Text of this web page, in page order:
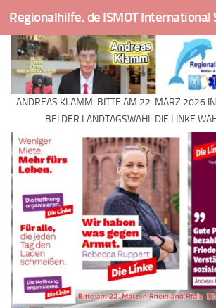
Skip to content
ANDREAS KLAMM: BITTE AM 22. MÄRZ 2026
BEI DER LANDTAGSWAHL DIE LINKE